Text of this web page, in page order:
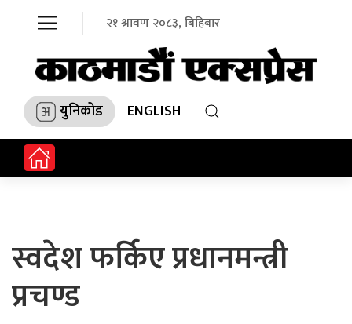
२१ श्रावण २०८३, बिहिबार
युनिकोड ENGLISH
स्वदेश फर्किए प्रधानमन्त्री
प्रचण्ड